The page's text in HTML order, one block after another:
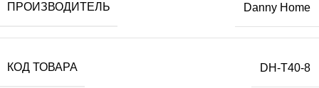
ПРОИЗВОДИТЕЛЬ Danny Home
КОД ТОВАРА DH-T40-8